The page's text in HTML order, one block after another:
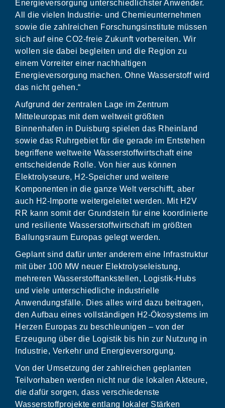
Energieversorgung unterschiedlichster Anwender.
All die vielen Industrie- und Chemieunternehmen
sowie die zahlreichen Forschungsinstitute müssen
sich auf eine CO2-freie Zukunft vorbereiten. Wir
wollen sie dabei begleiten und die Region zu
einem Vorreiter einer nachhaltigen
Energieversorgung machen. Ohne Wasserstoff wird
das nicht gehen.“
Aufgrund der zentralen Lage im Zentrum
Mitteleuropas mit dem weltweit größten
Binnenhafen in Duisburg spielen das Rheinland
sowie das Ruhrgebiet für die gerade im Entstehen
begriffene weltweite Wasserstoffwirtschaft eine
entscheidende Rolle. Von hier aus können
Elektrolyseure, H2-Speicher und weitere
Komponenten in die ganze Welt verschifft, aber
auch H2-Importe weitergeleitet werden. Mit H2V
RR kann somit der Grundstein für eine koordinierte
und resiliente Wasserstoffwirtschaft im größten
Ballungsraum Europas gelegt werden.
Geplant sind dafür unter anderem eine Infrastruktur
mit über 100 MW neuer Elektrolyseleistung,
mehreren Wasserstofftankstellen, Logistik-Hubs
und viele unterschiedliche industrielle
Anwendungsfälle. Dies alles wird dazu beitragen,
den Aufbau eines vollständigen H2-Ökosystems im
Herzen Europas zu beschleunigen – von der
Erzeugung über die Logistik bis hin zur Nutzung in
Industrie, Verkehr und Energieversorgung.
Von der Umsetzung der zahlreichen geplanten
Teilvorhaben werden nicht nur die lokalen Akteure,
die dafür sorgen, dass verschiedenste
Wasserstoffprojekte entlang lokaler Stärken